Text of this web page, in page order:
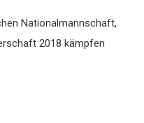
Nationalmannschaft,
2018 kämpfen